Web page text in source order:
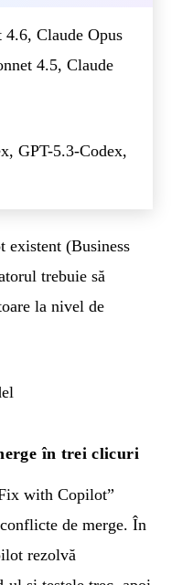
4.6, Claude Opus
4.5, Claude
GPT-5.3-Codex,
existent (Business
trebuie să
la nivel de
în trei clicuri
with Copilot”
de merge. În
rezolvă